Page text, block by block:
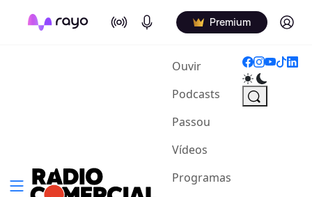
On Air Podcasts Premium Log in
Ouvir(current)
Podcasts
Passou
Vídeos
Programas